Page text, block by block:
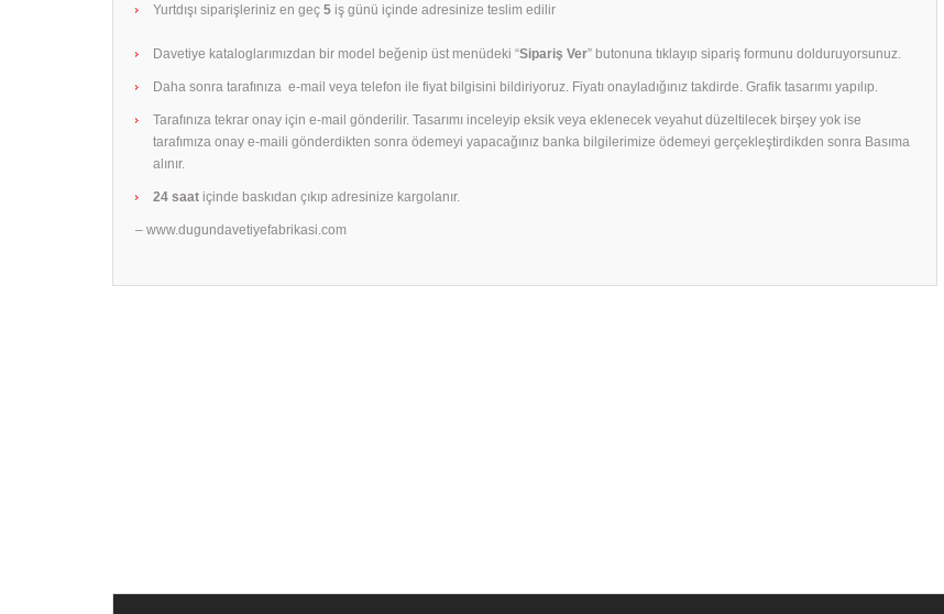
Yurtdışı siparişleriniz en geç 5 iş günü içinde adresinize teslim edilir
Davetiye kataloglarımızdan bir model beğenip üst menüdeki “Sipariş Ver” butonuna tıklayıp sipariş formunu dolduruyorsunuz.
Daha sonra tarafınıza e-mail veya telefon ile fiyat bilgisini bildiriyoruz. Fiyatı onayladığınız takdirde. Grafik tasarımı yapılıp.
Tarafınıza tekrar onay için e-mail gönderilir. Tasarımı inceleyip eksik veya eklenecek veyahut düzeltilecek birşey yok ise
tarafımıza onay e-maili gönderdikten sonra ödemeyi yapacağınız banka bilgilerimize ödemeyi gerçekleştirdikden sonra Basıma
alınır.
24 saat içinde baskıdan çıkıp adresinize kargolanır.
– www.dugundavetiyefabrikasi.com